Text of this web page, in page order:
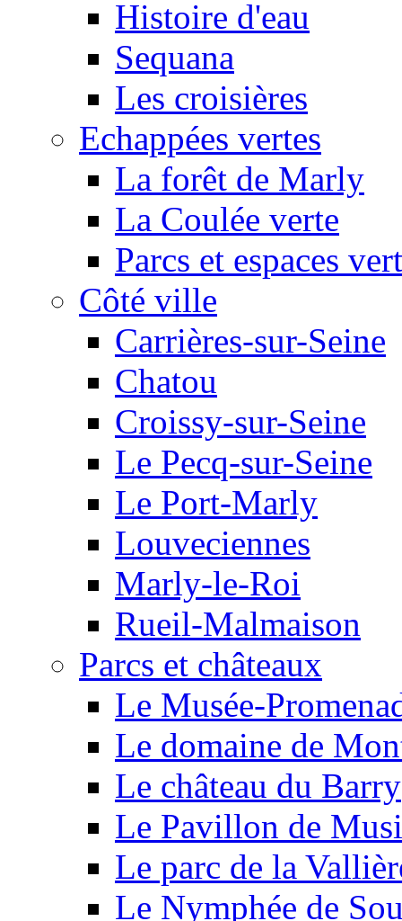
Histoire d'eau
Sequana
Les croisières
Echappées vertes
La forêt de Marly
La Coulée verte
Parcs et espaces
Côté ville
Carrières-sur-Seine
Chatou
Croissy-sur-Seine
Le Pecq-sur-Seine
Le Port-Marly
Louveciennes
Marly-le-Roi
Rueil-Malmaison
Parcs et châteaux
Le Musée-
Le domaine de
Le château du Barry
Le Pavillon de
Le parc de la
Le Nymphée de